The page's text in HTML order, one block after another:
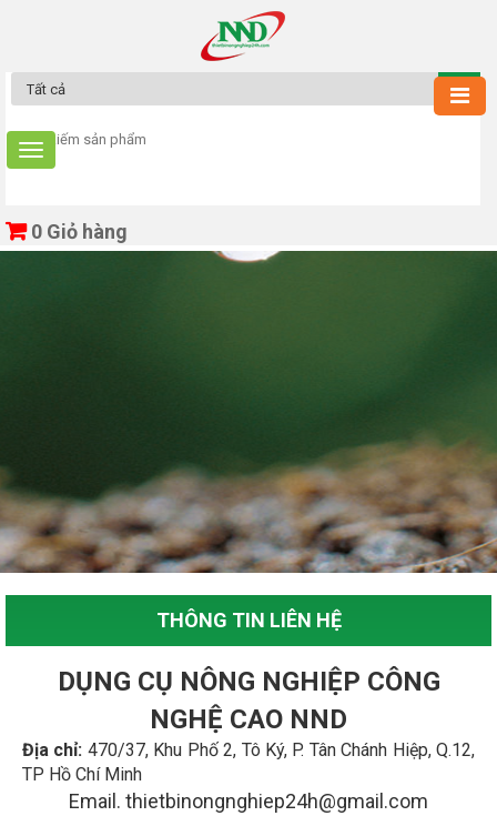
0 Giỏ hàng
THÔNG TIN LIÊN HỆ
DỤNG CỤ NÔNG NGHIỆP CÔNG
NGHỆ CAO NND
Địa chỉ: 470/37, Khu Phố 2, Tô Ký, P. Tân Chánh Hiệp, Q.12,
TP Hồ Chí Minh
Email. thietbinongnghiep24h@gmail.com